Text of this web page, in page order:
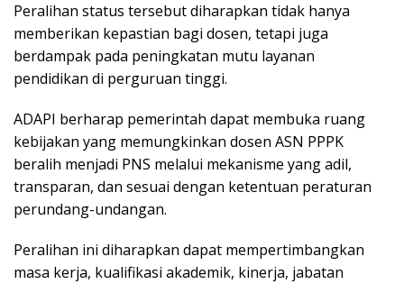
Peralihan status tersebut diharapkan tidak hanya
memberikan kepastian bagi dosen, tetapi juga
berdampak pada peningkatan mutu layanan
pendidikan di perguruan tinggi.
ADAPI berharap pemerintah dapat membuka ruang
kebijakan yang memungkinkan dosen ASN PPPK
beralih menjadi PNS melalui mekanisme yang adil,
transparan, dan sesuai dengan ketentuan peraturan
perundang-undangan.
Peralihan ini diharapkan dapat mempertimbangkan
masa kerja, kualifikasi akademik, kinerja, jabatan